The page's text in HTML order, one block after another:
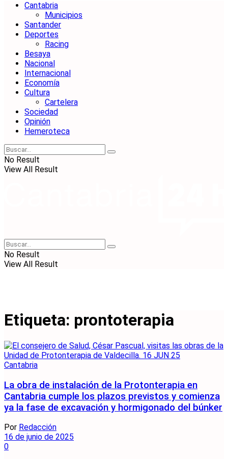
Cantabria
Municipios
Santander
Deportes
Racing
Besaya
Nacional
Internacional
Economía
Cultura
Cartelera
Sociedad
Opinión
Hemeroteca
No Result
View All Result
No Result
View All Result
Etiqueta: prontoterapia
Cantabria
La obra de instalación de la Protonterapia en
Cantabria cumple los plazos previstos y comienza
ya la fase de excavación y hormigonado del búnker
Por Redacción
16 de junio de 2025
0